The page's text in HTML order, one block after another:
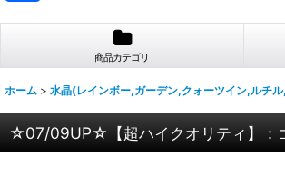
商品カテゴリ
ホーム > 水晶(レインボー,ガーデン,クォーツイン,ルチ
☆07/09UP☆【超ハイクオリティ】：